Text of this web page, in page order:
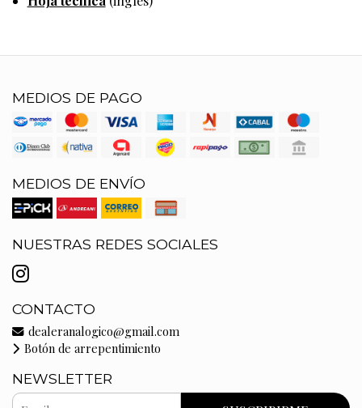
MEDIOS DE PAGO
MEDIOS DE ENVÍO
NUESTRAS REDES SOCIALES
CONTACTO
dealeranalogico@gmail.com
Botón de arrepentimiento
NEWSLETTER